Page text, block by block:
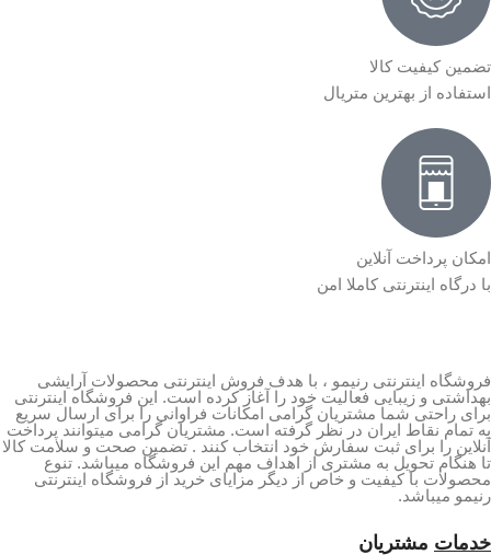
تضمین کیفیت کالا
استفاده از بهترین متریال
امکان پرداخت آنلاین
با درگاه اینترنتی کاملا امن
فروشگاه اینترنتی رنیمو ، با هدف فروش اینترنتی محصولات آرایشی
بهداشتی و زیبایی فعالیت خود را آغاز کرده است. این فروشگاه اینترنتی
برای راحتی شما مشتریان گرامی امکانات فراوانی را برای ارسال سریع
به تمام نقاط ایران در نظر گرفته است. مشتریان گرامی میتوانند پرداخت
آنلاین را برای ثبت سفارش خود انتخاب کنند . تضمین صحت و سلامت کالا
تا هنگام تحویل به مشتری از اهداف مهم این فروشگاه میباشد. تنوع
محصولات با کیفیت و خاص از دیگر مزایای خرید از فروشگاه اینترنتی
رنیمو میباشد.
خدمات مشتریان